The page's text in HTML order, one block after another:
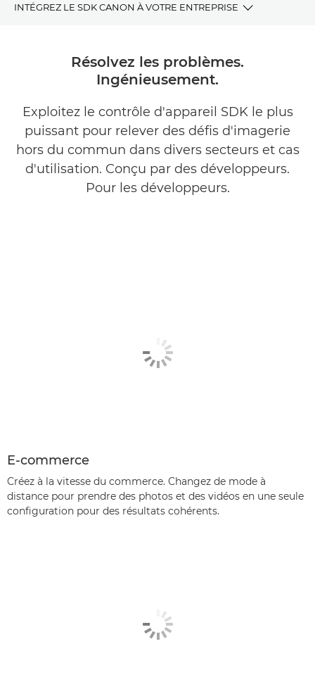
INTÉGREZ LE SDK CANON À VOTRE ENTREPRISE
Pourquoi Canon ?
FAQ
Articles et études de cas
Résolvez les problèmes.
Ingénieusement.
Exploitez le contrôle d'appareil SDK le plus
puissant pour relever des défis d'imagerie
hors du commun dans divers secteurs et cas
d'utilisation. Conçu par des développeurs.
Pour les développeurs.
E-commerce
Créez à la vitesse du commerce. Changez de mode à
distance pour prendre des photos et des vidéos en une seule
configuration pour des résultats cohérents.